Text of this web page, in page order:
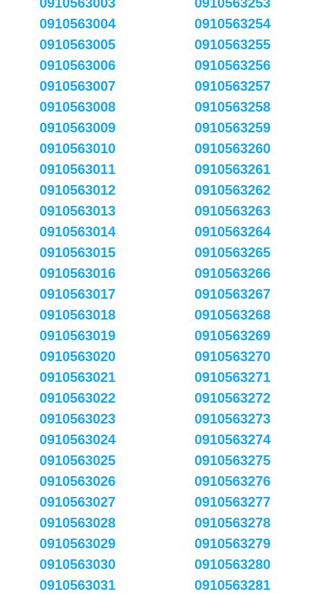
0910563004
0910563005
0910563006
0910563007
0910563008
0910563009
0910563010
0910563011
0910563012
0910563013
0910563014
0910563015
0910563016
0910563017
0910563018
0910563019
0910563020
0910563021
0910563022
0910563023
0910563024
0910563025
0910563026
0910563027
0910563028
0910563029
0910563030
0910563031
0910563254
0910563255
0910563256
0910563257
0910563258
0910563259
0910563260
0910563261
0910563262
0910563263
0910563264
0910563265
0910563266
0910563267
0910563268
0910563269
0910563270
0910563271
0910563272
0910563273
0910563274
0910563275
0910563276
0910563277
0910563278
0910563279
0910563280
0910563281